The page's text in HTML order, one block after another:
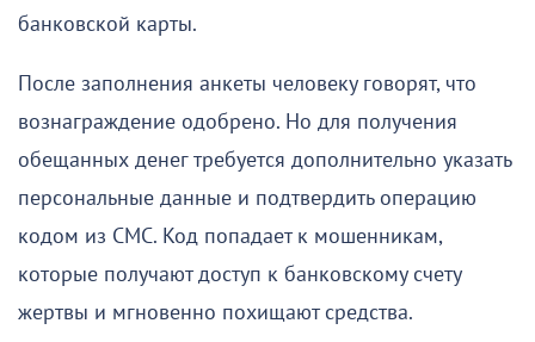
банковской карты.
После заполнения анкеты человеку говорят, что
вознаграждение одобрено. Но для получения
обещанных денег требуется дополнительно указать
персональные данные и подтвердить операцию
кодом из СМС. Код попадает к мошенникам,
которые получают доступ к банковскому счету
жертвы и мгновенно похищают средства.